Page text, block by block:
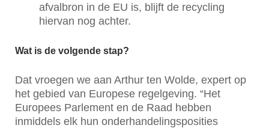
afvalbron in de EU is, blijft de recycling
hiervan nog achter.
Wat is de volgende stap?
Dat vroegen we aan Arthur ten Wolde, expert op
het gebied van Europese regelgeving. “Het
Europees Parlement en de Raad hebben
inmiddels elk hun onderhandelingsposities